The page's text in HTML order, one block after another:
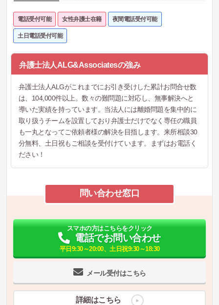
電話受付可能 女性弁護士在籍 夜間電話受付可能
土日電話受付可能
弁護士法人ALG&Associatesの強み
弁護士法人ALGがこれまでにお引き受けした累計お問合せ数
は、104,000件以上。数々の難問題に対応し、無事解決へと
導いた実績を持っています。当法人には離婚問題を集中的に
取り扱うチームを設置しており弁護士だけでなく専任の職員
も一丸となってご依頼者様の解決を目指します。来所相談30
分無料、土日祝もご相談を受付けています。まずはお電話く
ださい！
問い合わせ窓口
メール受付はこちら
スマホの方はこちらをクリック
電話でお問い合わせ
平日9:30～20:00、土日祝9:30～18:30
詳細はこちら